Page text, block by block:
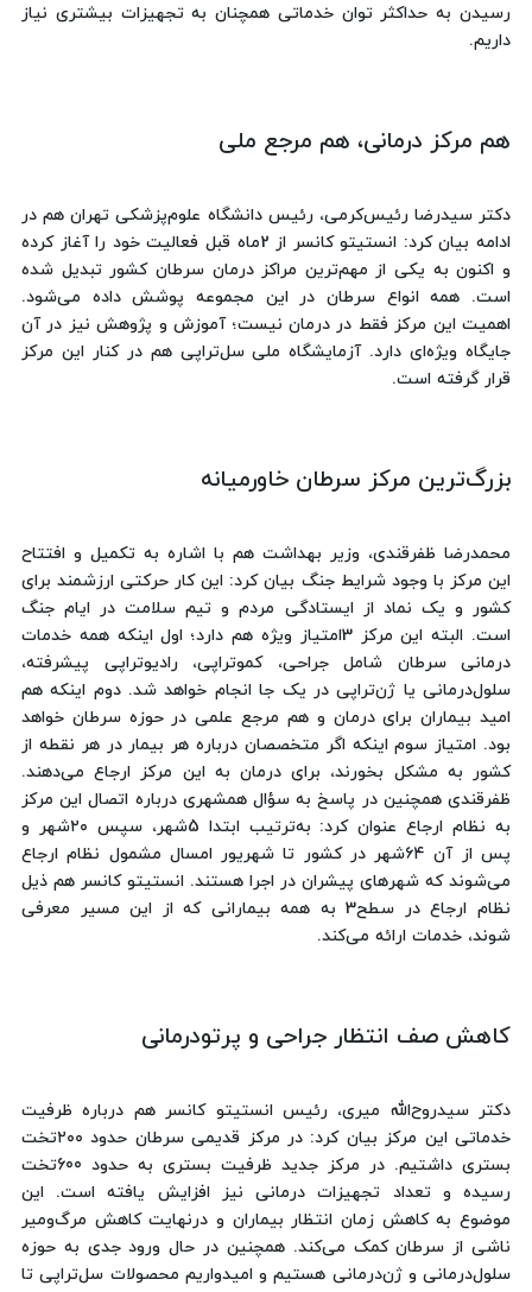
رسیدن به حداکثر توان خدماتی همچنان به تجهیزات بیشتری نیاز
داریم.
هم مرکز درمانی، هم مرجع ملی
دکتر سیدرضا رئیس‌کرمی، رئیس دانشگاه علوم‌پزشکی تهران هم در
ادامه بیان کرد: انستیتو کانسر از 2ماه قبل فعالیت خود را آغاز کرده
و اکنون به یکی از مهم‌ترین مراکز درمان سرطان کشور تبدیل شده
است. همه انواع سرطان در این مجموعه پوشش داده می‌شود.
اهمیت این مرکز فقط در درمان نیست؛ آموزش و پژوهش نیز در آن
جایگاه ویژه‌ای دارد. آزمایشگاه ملی سل‌تراپی هم در کنار این مرکز
قرار گرفته است.
بزرگ‌ترین مرکز سرطان خاورمیانه
محمدرضا ظفرقندی، وزیر بهداشت هم با اشاره به تکمیل و افتتاح
این مرکز با وجود شرایط جنگ بیان کرد: این کار حرکتی ارزشمند برای
کشور و یک‌ نماد از ایستادگی مردم و تیم‌ سلامت‌ در ایام جنگ
است. البته این مرکز 3امتیاز ویژه هم دارد؛ اول اینکه همه خدمات
درمانی سرطان شامل جراحی، کموتراپی، رادیوتراپی پیشرفته،
سلول‌درمانی یا ژن‌تراپی در یک جا انجام خواهد شد. دوم اینکه هم
امید بیماران برای درمان و هم مرجع علمی در حوزه سرطان خواهد
بود. امتیاز سوم اینکه اگر متخصصان درباره هر بیمار در هر نقطه از
کشور به مشکل بخورند، برای درمان به این‌ مرکز ارجاع می‌دهند.
ظفرقندی همچنین در پاسخ به سؤال همشهری درباره اتصال این مرکز
به نظام ارجاع عنوان کرد: به‌ترتیب ابتدا 5شهر، سپس ۲۰شهر و
پس از آن ۶۴شهر در کشور تا شهریور امسال مشمول نظام ارجاع
می‌شوند که شهرهای پیشران در اجرا هستند. انستیتو کانسر هم ذیل
نظام ارجاع در سطح3 به همه بیمارانی که از این مسیر معرفی
شوند، خدمات ارائه می‌کند.
کاهش صف انتظار جراحی و پرتودرمانی
دکتر سیدروح‌الله میری، رئیس انستیتو کانسر هم درباره ظرفیت
خدماتی این مرکز بیان کرد: در مرکز قدیمی سرطان حدود ۲۰۰تخت
بستری داشتیم. در مرکز جدید ظرفیت بستری به حدود 600تخت
رسیده و تعداد تجهیزات درمانی نیز افزایش یافته است. این
موضوع به کاهش زمان انتظار بیماران و درنهایت کاهش مرگ‌ومیر
ناشی از سرطان کمک می‌کند. همچنین در حال ورود جدی به حوزه
سلول‌درمانی و ژن‌درمانی هستیم و امیدواریم محصولات سل‌تراپی تا